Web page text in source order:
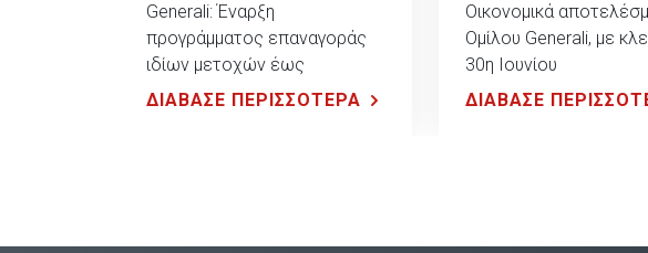
Generali: Έναρξη
προγράμματος επαναγοράς
ιδίων μετοχών έως
συνολικού ποσού 500 εκ.
ΔΙΑΒΑΣΕ ΠΕΡΙΣΣΟΤΕΡΑ
Οικονομικά
Ομίλου Generali, με
30η Ιουνίου
ΔΙΑΒΑΣΕ